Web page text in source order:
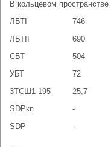
В кольцевом пространстве
ЛБТI
746
ЛБТII
690
СБТ
504
УБТ
72
3ТСШ1-195
25,7
SDРкп
-
SDР
-